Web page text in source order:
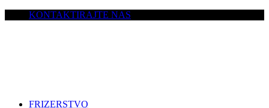
KONTAKTIRAJTE NAS
FRIZERSTVO